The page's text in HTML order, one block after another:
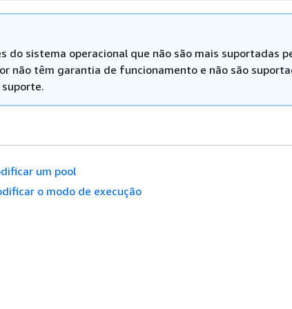
do sistema operacional que não são mais suportadas
não têm garantia de funcionamento e não são
suporte.
um pool
o modo de execução